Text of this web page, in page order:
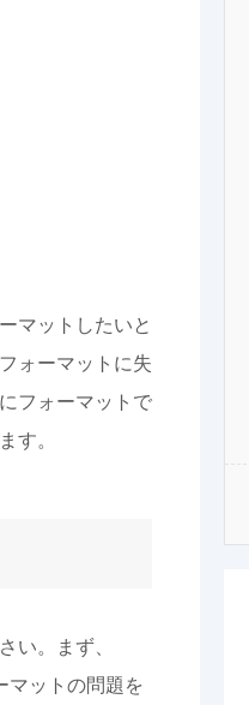
マットしたいと
ォーマットに失
フォーマットで
す。
い。まず、
ットの問題を